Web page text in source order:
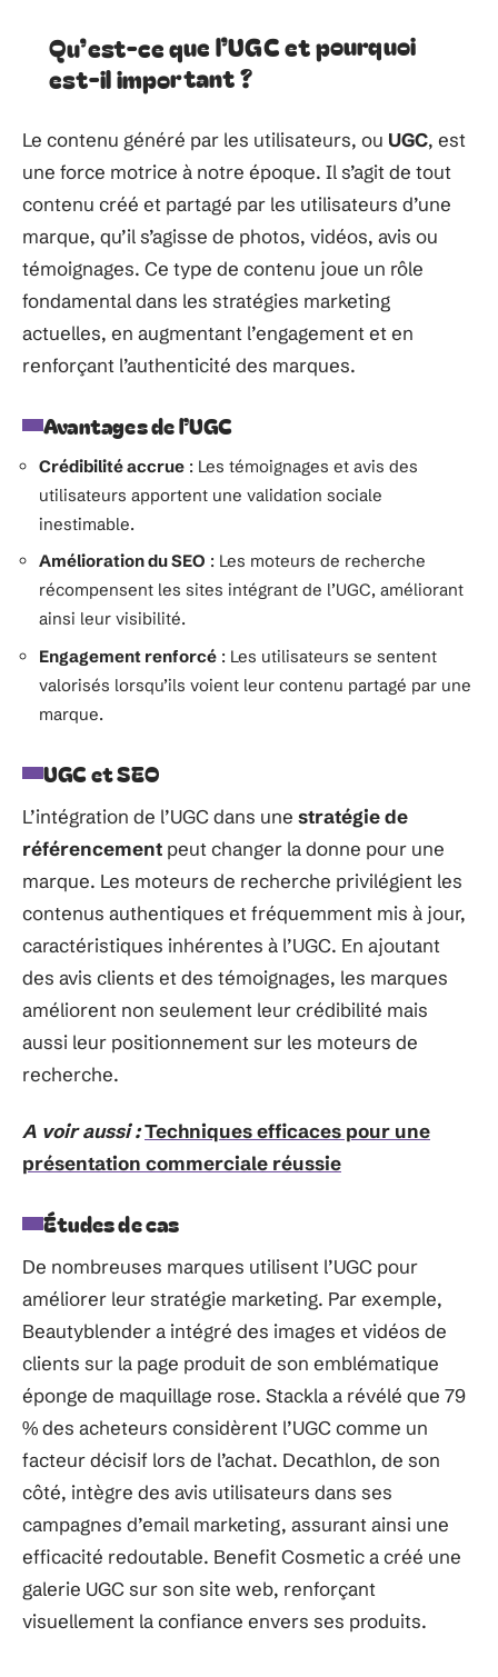
Qu’est-ce que l’UGC et pourquoi
est-il important ?
Le contenu généré par les utilisateurs, ou UGC, est
une force motrice à notre époque. Il s’agit de tout
contenu créé et partagé par les utilisateurs d’une
marque, qu’il s’agisse de photos, vidéos, avis ou
témoignages. Ce type de contenu joue un rôle
fondamental dans les stratégies marketing
actuelles, en augmentant l’engagement et en
renforçant l’authenticité des marques.
Avantages de l’UGC
Crédibilité accrue : Les témoignages et avis des
utilisateurs apportent une validation sociale
inestimable.
Amélioration du SEO : Les moteurs de recherche
récompensent les sites intégrant de l’UGC, améliorant
ainsi leur visibilité.
Engagement renforcé : Les utilisateurs se sentent
valorisés lorsqu’ils voient leur contenu partagé par une
marque.
UGC et SEO
L’intégration de l’UGC dans une stratégie de
référencement peut changer la donne pour une
marque. Les moteurs de recherche privilégient les
contenus authentiques et fréquemment mis à jour,
caractéristiques inhérentes à l’UGC. En ajoutant
des avis clients et des témoignages, les marques
améliorent non seulement leur crédibilité mais
aussi leur positionnement sur les moteurs de
recherche.
A voir aussi :Techniques efficaces pour une
présentation commerciale réussie
Études de cas
De nombreuses marques utilisent l’UGC pour
améliorer leur stratégie marketing. Par exemple,
Beautyblender a intégré des images et vidéos de
clients sur la page produit de son emblématique
éponge de maquillage rose. Stackla a révélé que 79
% des acheteurs considèrent l’UGC comme un
facteur décisif lors de l’achat. Decathlon, de son
côté, intègre des avis utilisateurs dans ses
campagnes d’email marketing, assurant ainsi une
efficacité redoutable. Benefit Cosmetic a créé une
galerie UGC sur son site web, renforçant
visuellement la confiance envers ses produits.